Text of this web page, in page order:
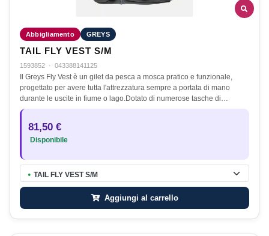
Abbigliamento GREYS
TAIL FLY VEST S/M
1593852 · 043388141125
Il Greys Fly Vest è un gilet da pesca a mosca pratico e funzionale,
progettato per avere tutta l'attrezzatura sempre a portata di mano
durante le uscite in fiume o lago.Dotato di numerose tasche di…
81,50 €
Disponibile
● TAIL FLY VEST S/M
Aggiungi al carrello